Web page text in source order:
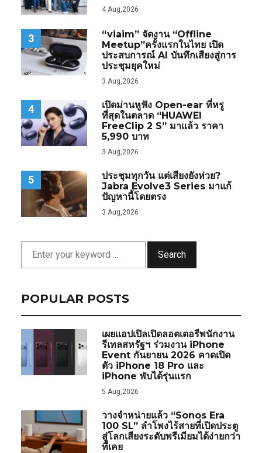
4 Aug,2026
3
“viaim” จัดงาน “Offline
Meetup”ครั้งแรกในไทย เปิด
ประสบการณ์ AI บันทึกเสียงสู่การ
ประชุมยุคใหม่
3 Aug,2026
4
เปิดม่านหูฟัง Open-ear ที่หรู
ที่สุดในตลาด “HUAWEI
FreeClip 2 S” มาแล้ว ราคา
5,990 บาท
3 Aug,2026
5
ประชุมทุกวัน แต่เสียงยังห่วย?
Jabra Evolve3 Series มาแก้
ปัญหานี้โดยตรง
3 Aug,2026
Search
POPULAR POSTS
เผยแอปเปิลเปิดลอตเตอรีพนักงาน
รีเทลสหรัฐฯ ร่วมงาน iPhone
Event กันยายน 2026 คาดเปิด
ตัว iPhone 18 Pro และ
iPhone พับได้รุ่นแรก
5 Aug,2026
วางจำหน่ายแล้ว “Sonos Era
100 SL” ลำโพงไร้สายที่เปิดประตู
สู่โลกเสียงระดับพรีเมียมได้ง่ายกว่า
ที่เคย